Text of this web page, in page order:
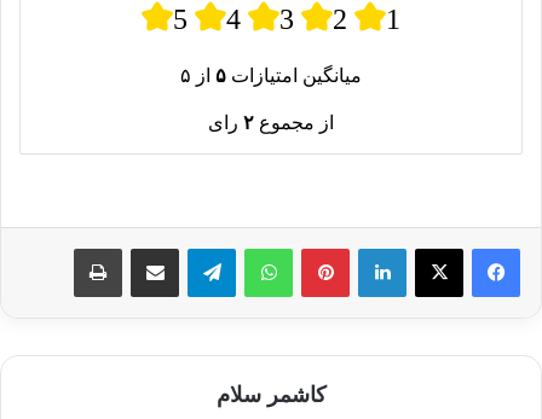
5 4 3 2 1
میانگین امتیازات ۵ از ۵
از مجموع ۲ رای
لینکدین پینترستواتس آپ تلگرام اشتراک گذاری از طریق ایمیل چاپ
کاشمر سلام